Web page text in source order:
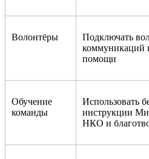
Волонтёры
Подключать
коммуникаций
помощи
Обучение
команды
Использовать
инструкции
НКО и